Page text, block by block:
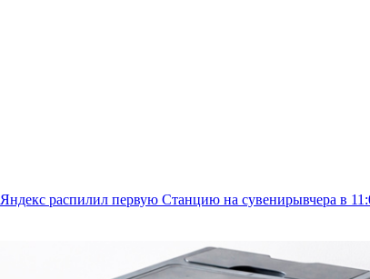
Яндекс распилил первую Станцию на сувенирывчера в